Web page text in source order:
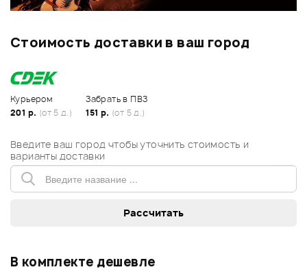
Стоимость доставки в ваш город
Курьером
201 р. (от 5 д.)
Забрать в ПВЗ
151 р. (от 5 д.)
Введите ваш город чтобы уточнить стоимость и
варианты доставки
В комплекте дешевле